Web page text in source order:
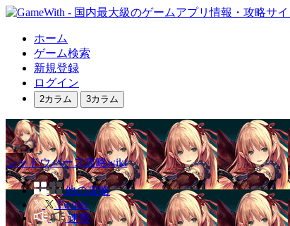
ホーム
ゲーム検索
新規登録
ログイン
2カラム 3カラム
シャドウバース攻略wiki
他の攻略
Twitter
速報